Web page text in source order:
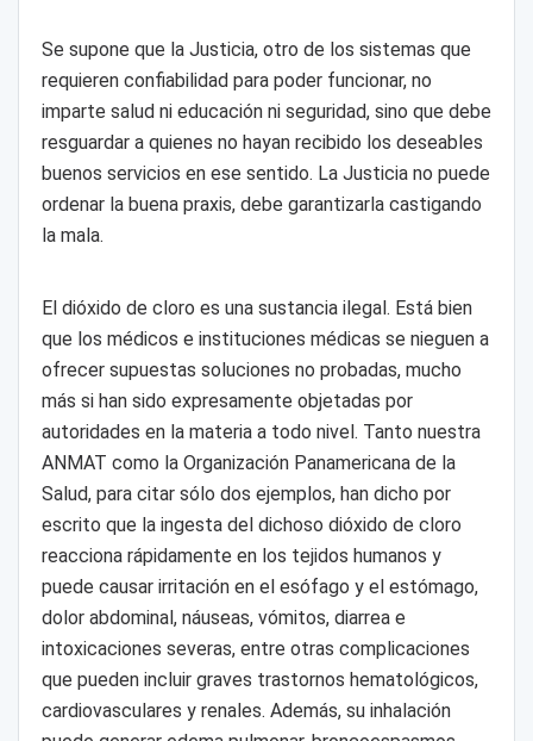
Se supone que la Justicia, otro de los sistemas que
requieren confiabilidad para poder funcionar, no
imparte salud ni educación ni seguridad, sino que debe
resguardar a quienes no hayan recibido los deseables
buenos servicios en ese sentido. La Justicia no puede
ordenar la buena praxis, debe garantizarla castigando
la mala.
El dióxido de cloro es una sustancia ilegal. Está bien
que los médicos e instituciones médicas se nieguen a
ofrecer supuestas soluciones no probadas, mucho
más si han sido expresamente objetadas por
autoridades en la materia a todo nivel. Tanto nuestra
ANMAT como la Organización Panamericana de la
Salud, para citar sólo dos ejemplos, han dicho por
escrito que la ingesta del dichoso dióxido de cloro
reacciona rápidamente en los tejidos humanos y
puede causar irritación en el esófago y el estómago,
dolor abdominal, náuseas, vómitos, diarrea e
intoxicaciones severas, entre otras complicaciones
que pueden incluir graves trastornos hematológicos,
cardiovasculares y renales. Además, su inhalación